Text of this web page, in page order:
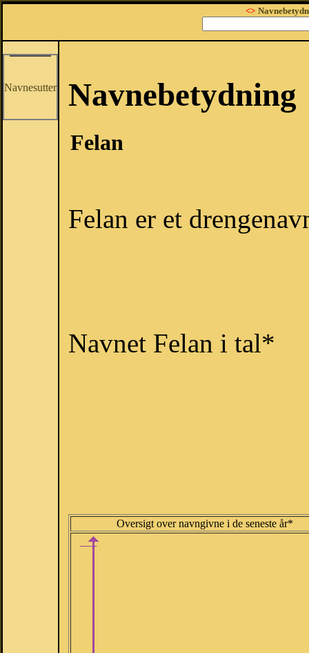
<>
Navnesutter Navnebetydning
Felan
Felan er et
Navnet Felan i tal*
Oversigt over navngivne i de seneste år*